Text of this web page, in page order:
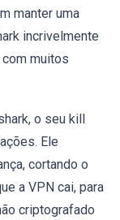
manter uma
incrivelmente
muitos
o seu kill
Ele
cortando o
a VPN cai, para
criptografado